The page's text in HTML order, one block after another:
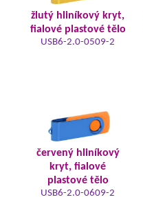
žlutý hliníkový kryt,
fialové plastové tělo
USB6-2.0-0509-2
červený hliníkový
kryt, fialové
plastové tělo
USB6-2.0-0609-2